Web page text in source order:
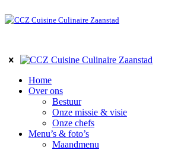
Home
Over ons
Bestuur
Onze missie & visie
Onze chefs
Menu’s & foto’s
Maandmenu